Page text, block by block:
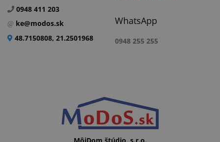
0948 411 203
ke@modos.sk
48.7150808, 21.2501968
WhatsApp
0948 255 255